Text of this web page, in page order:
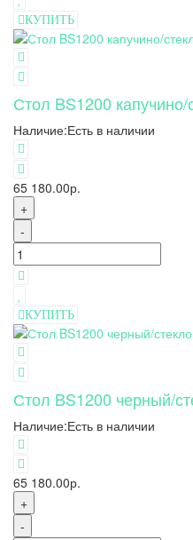
КУПИТЬ
Стол BS1200
Наличие:Есть в наличии
65 180.00р.
+
-
КУПИТЬ
Стол BS1200 черный/
Наличие:Есть в наличии
65 180.00р.
+
-